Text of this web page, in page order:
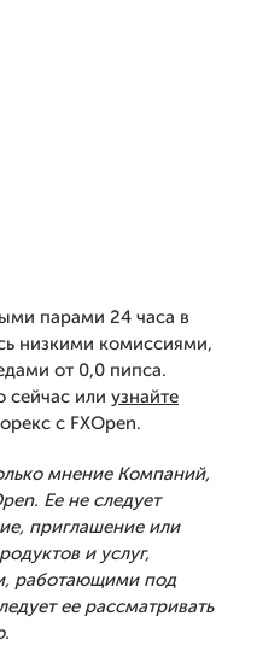
парами 24 часа в
низкими комиссиями,
от 0,0 пипса.
сейчас или узнайте
с FXOpen.
мнение Компаний,
Ее не следует
приглашение или
и услуг,
работающими под
ее рассматривать